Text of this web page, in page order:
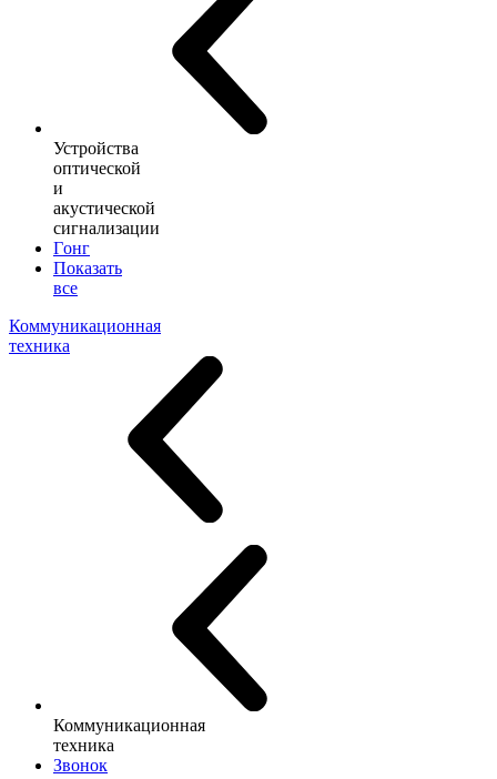
Устройства
оптической
и
акустической
сигнализации
Гонг
Показать
все
Коммуникационная
техника
Коммуникационная
техника
Звонок